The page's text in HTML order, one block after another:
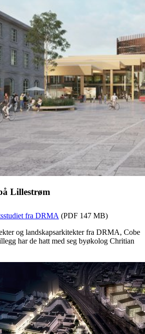
Lillestrøm
fra DRMA (PDF 147 MB)
og landskapsarkitekter fra DRMA, Cobe
har de hatt med seg byøkolog Chritian